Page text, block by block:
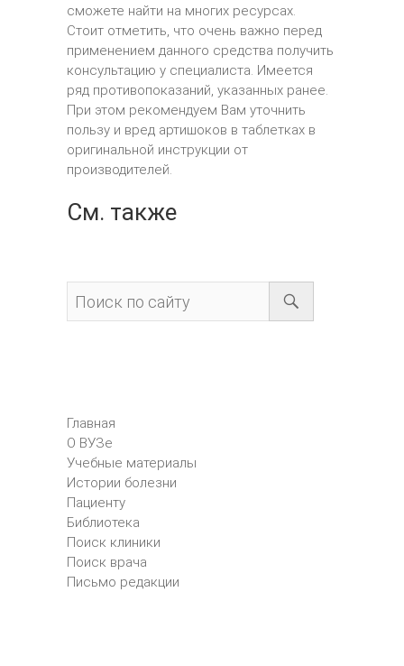
сможете найти на многих ресурсах.
Стоит отметить, что очень важно перед
применением данного средства получить
консультацию у специалиста. Имеется
ряд противопоказаний, указанных ранее.
При этом рекомендуем Вам уточнить
пользу и вред артишоков в таблетках в
оригинальной инструкции от
производителей.
См. также
Главная
О ВУЗе
Учебные материалы
Истории болезни
Пациенту
Библиотека
Поиск клиники
Поиск врача
Письмо редакции